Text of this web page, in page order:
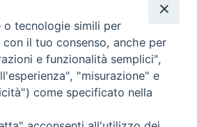
PER IL TUO AIUTO
per la Diocesi
tecnologie simili per
il tuo consenso, anche per
e funzionalità semplici",
"misurazione" e
come specificato nella